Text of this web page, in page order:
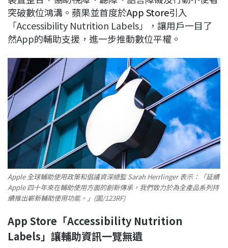
突破數位鴻溝。蘋果並首度於App Store引入
「Accessibility Nutrition Labels」，讓用戶一目了
然App的輔助支援，進一步推動數位平權。
Apple 全球輔助使用政策和倡議資深總監 Sarah Herrlinger 表示：「延續
Apple 四十年來在輔助使用方面的創新傳承，我們致力於為全產品系列持
續推出嶄新輔助使用功能。」(圖/123RF)
App Store 「Accessibility Nutrition
Labels」讓輔助資訊一覽無遺